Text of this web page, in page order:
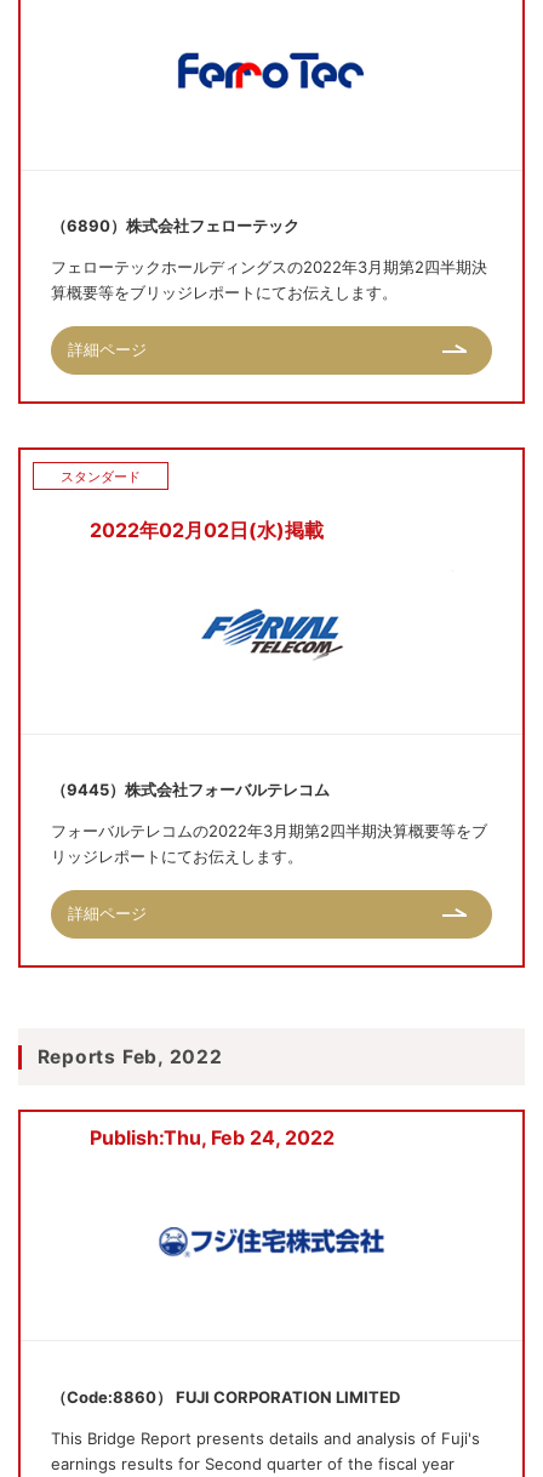
（6890）株式会社フェローテック
フェローテックホールディングスの2022年3月期第2四半期決
算概要等をブリッジレポートにてお伝えします。
詳細ページ
2022年02月02日(水)掲載
スタンダード
（9445）株式会社フォーバルテレコム
フォーバルテレコムの2022年3月期第2四半期決算概要等をブ
リッジレポートにてお伝えします。
詳細ページ
Reports Feb, 2022
Publish:Thu, Feb 24, 2022
（Code:8860） FUJI CORPORATION LIMITED
This Bridge Report presents details and analysis of Fuji's
earnings results for Second quarter of the fiscal year